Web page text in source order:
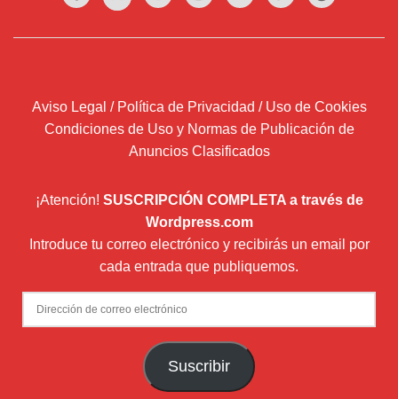
Aviso Legal / Política de Privacidad / Uso de Cookies
Condiciones de Uso y Normas de Publicación de
Anuncios Clasificados
¡Atención! SUSCRIPCIÓN COMPLETA a través de
Wordpress.com
Introduce tu correo electrónico y recibirás un email por
cada entrada que publiquemos.
Dirección
de
Suscribir